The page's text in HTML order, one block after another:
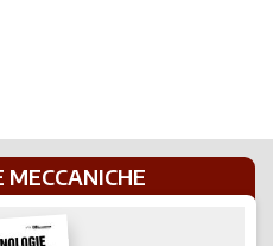
MECCANICHE